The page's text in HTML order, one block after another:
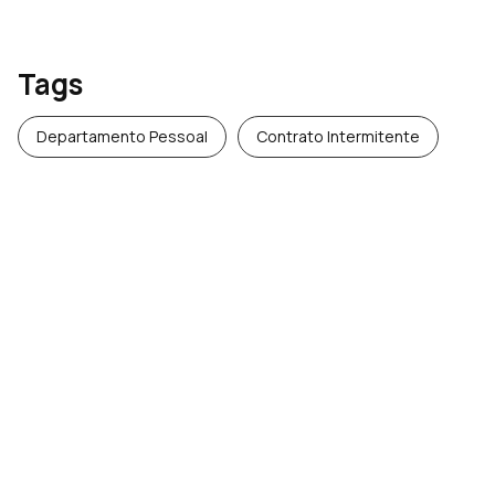
Tags
Departamento Pessoal Contrato Intermitente